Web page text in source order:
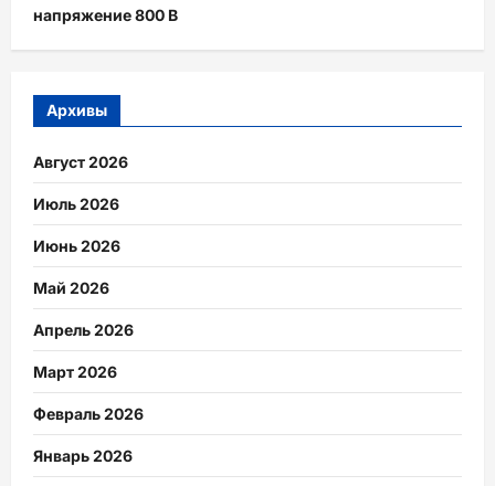
напряжение 800 В
Архивы
Август 2026
Июль 2026
Июнь 2026
Май 2026
Апрель 2026
Март 2026
Февраль 2026
Январь 2026